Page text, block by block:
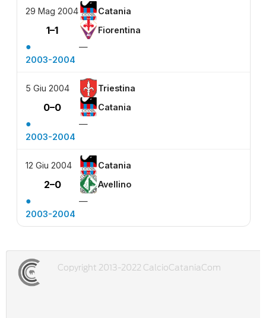
29 Mag 2004 Catania
1–1 Fiorentina
●
—
2003-2004
5 Giu 2004 Triestina
0–0 Catania
●
—
2003-2004
12 Giu 2004 Catania
2–0 Avellino
●
—
2003-2004
Copyright 2013-2022 CalcioCataniaCom